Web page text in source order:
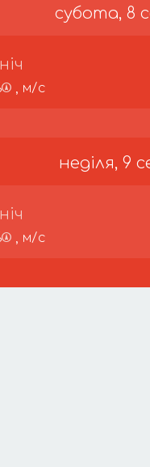
субота, 8
ніч
, м/с
неділя, 9
ніч
, м/с